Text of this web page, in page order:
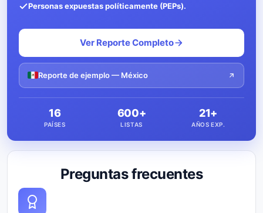
Preguntas frecuentes
Personas expuestas políticamente (PEPs).
Ver Reporte Completo
Reporte de ejemplo — México
16
PAÍSES
600+
LISTAS
21+
AÑOS EXP.